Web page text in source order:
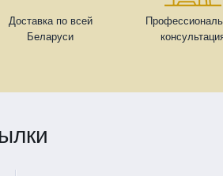
Доставка по всей
Беларуси